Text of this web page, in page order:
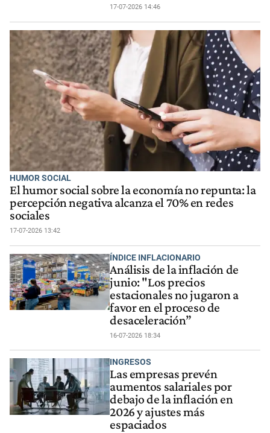
17-07-2026 14:46
HUMOR SOCIAL
El humor social sobre la economía no repunta: la
percepción negativa alcanza el 70% en redes
sociales
17-07-2026 13:42
ÍNDICE INFLACIONARIO
Análisis de la inflación de
junio: "Los precios
estacionales no jugaron a
favor en el proceso de
desaceleración”
16-07-2026 18:34
INGRESOS
Las empresas prevén
aumentos salariales por
debajo de la inflación en
2026 y ajustes más
espaciados